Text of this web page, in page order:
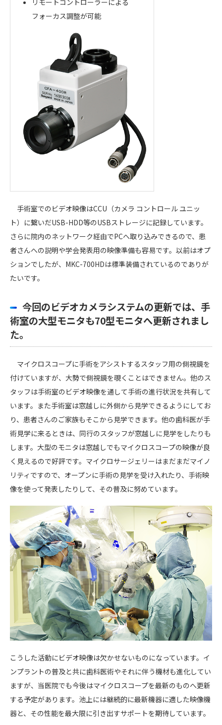
フォーカス調整が可能
手術室でのビデオ映像はCCU（カメラ コントロール ユニッ
ト）に繋いだUSB-HDD等のUSBストレージに記録しています。
さらに院内のネットワーク経由でPCへ取り込みできるので、患
者さんへの説明や学会発表用の映像準備も容易です。以前はオプ
ションでしたが、MKC-700HDは標準装備されているのでありが
たいです。
今回のビデオカメラシステムの更新では、手
術室の大型モニタも70型モニタへ更新されまし
た。
マイクロスコープに手術をアシストするスタッフ用の側視鏡を
付けていますが、大勢で側視鏡を覗くことはできません。他のス
タッフは手術室のビデオ映像を通して手術の進行状況を共有して
います。また手術室は窓越しに外側から見学できるようにしてお
り、患者さんのご家族もそこから見学できます。他の歯科医が手
術見学に来るときは、同行のスタッフが窓越しに見学をしたりも
します。大型のモニタは窓越しでもマイクロスコープの映像が良
く見えるので好評です。マイクロサージェリーはまだまだマイノ
リティですので、オープンに手術の見学を受け入れたり、手術映
像を使って発表したりして、その普及に努めています。
こうした活動にビデオ映像は欠かせないものになっています。イ
ンプラントの普及と共に歯科医術やそれに伴う機材も進化してい
ますが、当医院でも今後はマイクロスコープを最新のものへ更新
する予定があります。池上には継続的に最新機器に適した映像機
器と、その性能を最大限に引き出すサポートを期待しています。